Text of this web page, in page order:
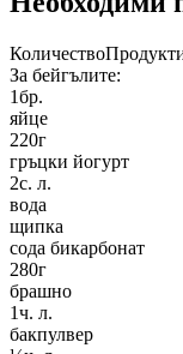
Количество
За бейгълите:
1бр.
яйце
220г
гръцки йогурт
2с. л.
вода
щипка
сода бикарбонат
280г
брашно
1ч. л.
бакпулвер